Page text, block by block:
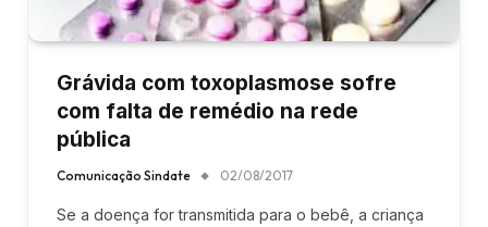
Grávida com toxoplasmose sofre
com falta de remédio na rede
pública
Comunicação Sindate 02/08/2017
Se a doença for transmitida para o bebê, a criança